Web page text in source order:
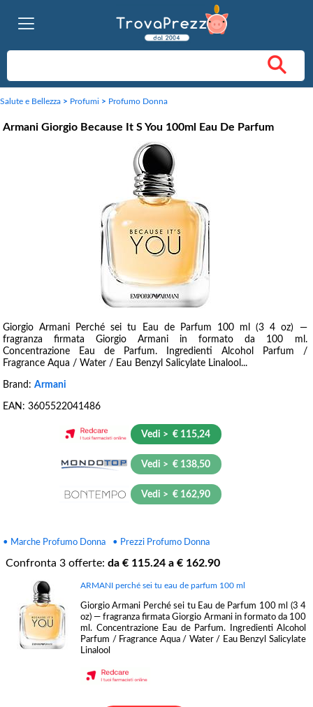
Salute e Bellezza > Profumi > Profumo Donna
Armani Giorgio Because It S You 100ml Eau De Parfum
Giorgio Armani Perché sei tu Eau de Parfum 100 ml (3 4 oz) —
fragranza firmata Giorgio Armani in formato da 100 ml.
Concentrazione Eau de Parfum. Ingredienti Alcohol Parfum /
Fragrance Aqua / Water / Eau Benzyl Salicylate Linalool...
Brand: Armani
EAN: 3605522041486
Vedi > € 115,24
Vedi > € 138,50
Vedi > € 162,90
• Marche Profumo Donna • Prezzi Profumo Donna
Confronta 3 offerte: da € 115.24 a € 162.90
ARMANI perché sei tu eau de parfum 100 ml
Giorgio Armani Perché sei tu Eau de Parfum 100 ml (3 4
oz) — fragranza firmata Giorgio Armani in formato da 100
ml. Concentrazione Eau de Parfum. Ingredienti Alcohol
Parfum / Fragrance Aqua / Water / Eau Benzyl Salicylate
Linalool